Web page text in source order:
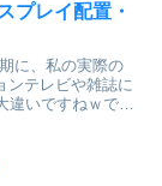
プレイ配置・
に、私の実際の
ンテレビや雑誌に
いですねｗでも